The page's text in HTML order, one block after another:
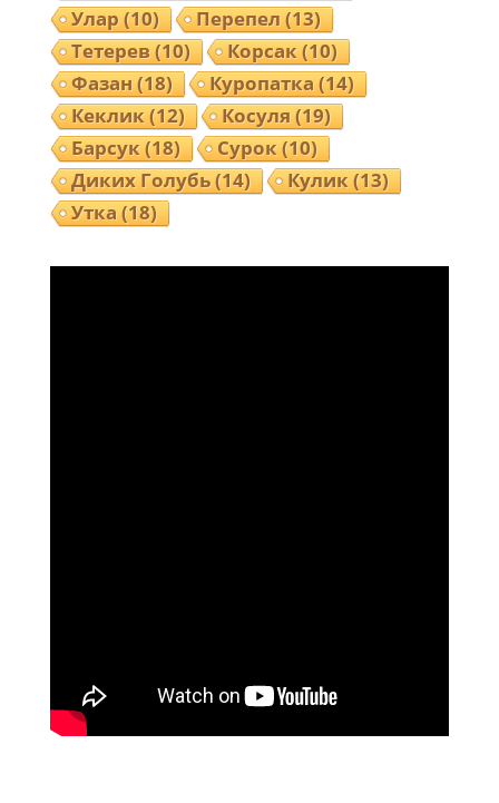
Улар(10) Перепел(13)
Тетерев(10) Корсак(10)
Фазан(18) Куропатка(14)
Кеклик(12) Косуля(19)
Барсук(18) Сурок(10)
Диких Голубь(14) Кулик(13)
Утка(18)